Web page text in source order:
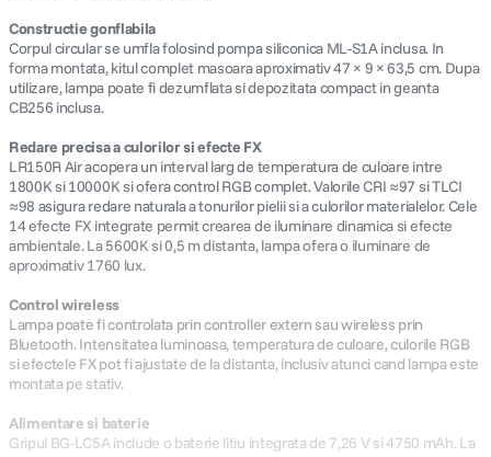
Constructie gonflabila
Corpul circular se umfla folosind pompa siliconica ML-S1A inclusa. In
forma montata, kitul complet masoara aproximativ 47 × 9 × 63,5 cm. Dupa
utilizare, lampa poate fi dezumflata si depozitata compact in geanta
CB256 inclusa.
Redare precisa a culorilor si efecte FX
LR150R Air acopera un interval larg de temperatura de culoare intre
1800K si 10000K si ofera control RGB complet. Valorile CRI ≈97 si TLCI
≈98 asigura redare naturala a tonurilor pielii si a culorilor materialelor. Cele
14 efecte FX integrate permit crearea de iluminare dinamica si efecte
ambientale. La 5600K si 0,5 m distanta, lampa ofera o iluminare de
aproximativ 1760 lux.
Control wireless
Lampa poate fi controlata prin controller extern sau wireless prin
Bluetooth. Intensitatea luminoasa, temperatura de culoare, culorile RGB
si efectele FX pot fi ajustate de la distanta, inclusiv atunci cand lampa este
montata pe stativ.
Alimentare si baterie
Gripul BG-LC5A include o baterie litiu integrata de 7,26 V si 4750 mAh. La